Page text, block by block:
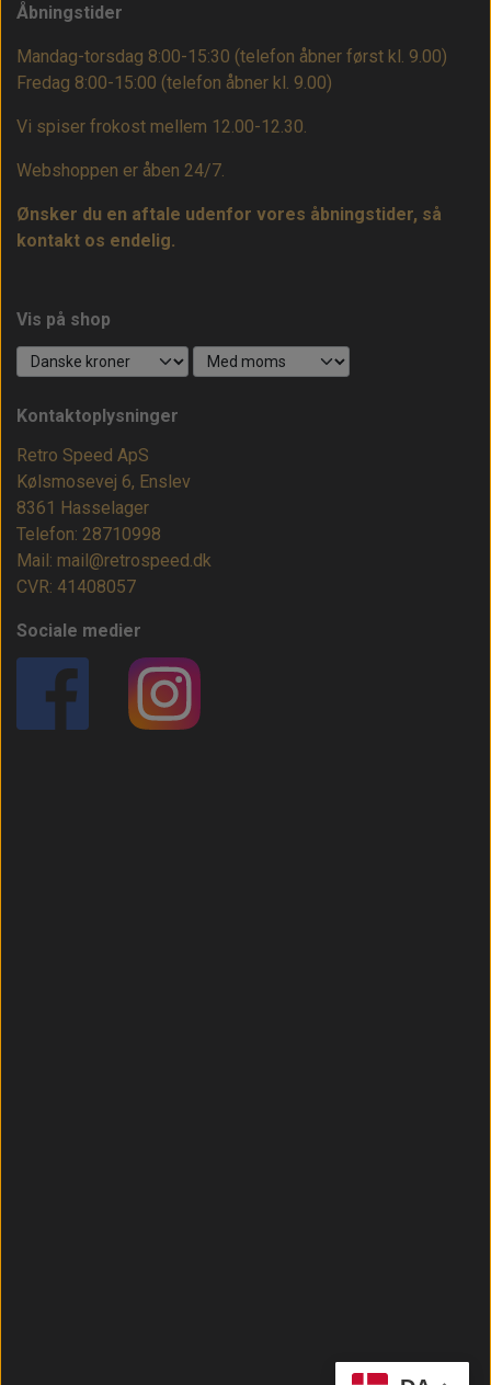
Åbningstider
Mandag-torsdag 8:00-15:30 (telefon åbner først kl. 9.00)
Fredag 8:00-15:00 (telefon åbner kl. 9.00)
Vi spiser frokost mellem 12.00-12.30.
Webshoppen er åben 24/7.
Ønsker du en aftale udenfor vores åbningstider, så
kontakt os endelig.
Vis på shop
Kontaktoplysninger
Retro Speed ApS
Kølsmosevej 6, Enslev
8361 Hasselager
Telefon: 28710998
Mail: mail@retrospeed.dk
CVR: 41408057
Sociale medier